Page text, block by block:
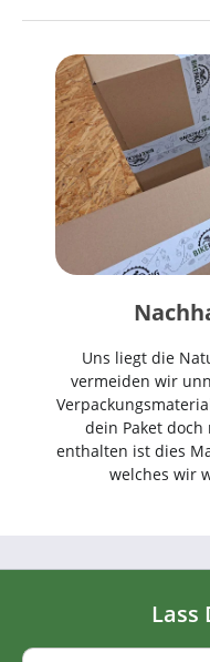
Uns liegt die
vermeiden wir
dein Paket
enthalten ist dies
welches wir
Lass